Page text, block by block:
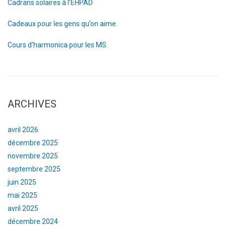
Cadrans solaires à l’EHPAD
Cadeaux pour les gens qu’on aime.
Cours d’harmonica pour les MS.
ARCHIVES
avril 2026
décembre 2025
novembre 2025
septembre 2025
juin 2025
mai 2025
avril 2025
décembre 2024